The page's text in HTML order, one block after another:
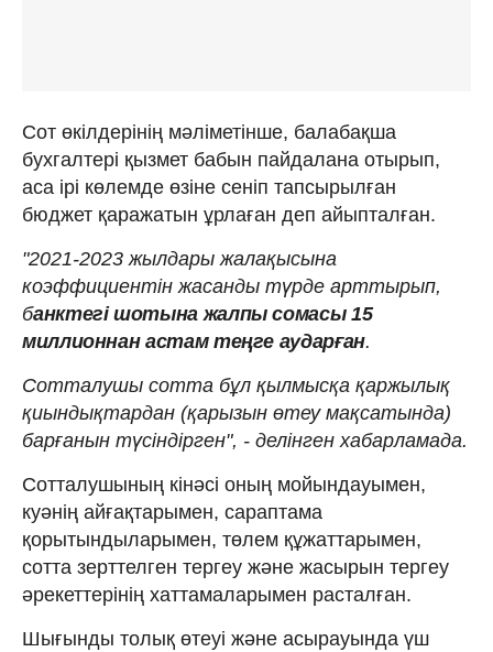
Сот өкілдерінің мәліметінше, балабақша
бухгалтері қызмет бабын пайдалана отырып,
аса ірі көлемде өзіне сеніп тапсырылған
бюджет қаражатын ұрлаған деп айыпталған.
"2021-2023 жылдары жалақысына
коэффициентін жасанды түрде арттырып,
банктегі шотына жалпы сомасы 15
миллионнан астам теңге аударған.
Сотталушы сотта бұл қылмысқа қаржылық
қиындықтардан (қарызын өтеу мақсатында)
барғанын түсіндірген", - делінген хабарламада.
Сотталушының кінәсі оның мойындауымен,
куәнің айғақтарымен, сараптама
қорытындыларымен, төлем құжаттарымен,
сотта зерттелген тергеу және жасырын тергеу
әрекеттерінің хаттамаларымен расталған.
Шығынды толық өтеуі және асырауында үш